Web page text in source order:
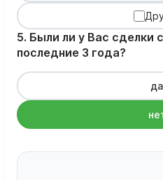
5. Были ли у Вас сделки
последние 3 года?
да